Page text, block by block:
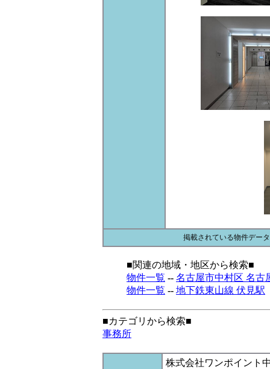
掲載されている物件デー
■関連の地域・地区から検索■
物件一覧 -- 名古屋市中村区 名古
物件一覧 -- 地下鉄東山線 伏見駅
■カテゴリから検索■
事務所
株式会社ワンポイント